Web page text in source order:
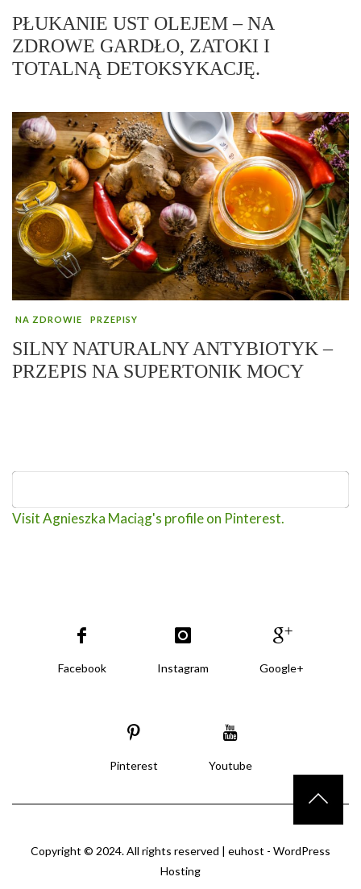
PŁUKANIE UST OLEJEM – NA
ZDROWE GARDŁO, ZATOKI I
TOTALNĄ DETOKSYKACJĘ.
NA ZDROWIE PRZEPISY
SILNY NATURALNY ANTYBIOTYK –
PRZEPIS NA SUPERTONIK MOCY
Visit Agnieszka Maciąg's profile on Pinterest.
Facebook Instagram Google+
Pinterest Youtube
Copyright © 2024. All rights reserved | euhost - WordPress
Hosting